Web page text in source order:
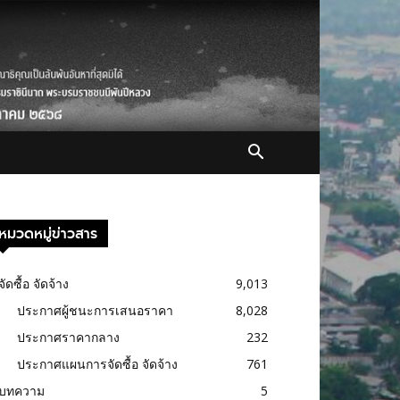
มวดหมู่ข่าวสาร
ดซื้อ จัดจ้าง
9,013
ประกาศผู้ชนะการเสนอราคา
8,028
ประกาศราคากลาง
232
ประกาศแผนการจัดซื้อ จัดจ้าง
761
ทความ
5